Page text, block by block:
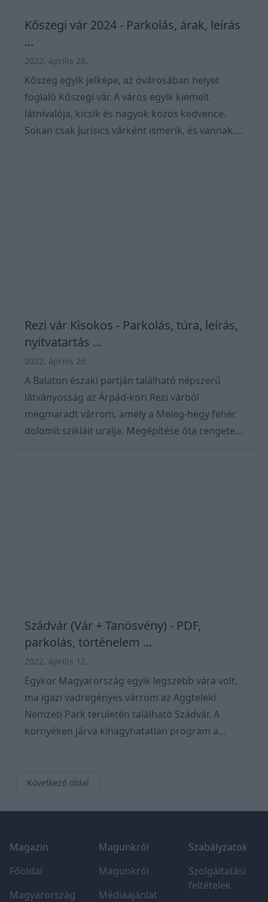
Kőszegi vár 2024 - Parkolás, árak, leírás
...
2022. április 28.
Kőszeg egyik jelképe, az óvárosában helyet
foglaló Kőszegi vár. A város egyik kiemelt
látnivalója, kicsik és nagyok közös kedvence.
Sokan csak Jurisics várként ismerik, és vannak,
Rezi vár Kisokos - Parkolás, túra, leírás,
nyitvatartás ...
2022. április 26.
A Balaton északi partján található népszerű
látványosság az Árpád-kori Rezi várból
megmaradt várrom, amely a Meleg-hegy fehér
dolomit szikláit uralja. Megépítése óta rengeteg
Szádvár (Vár + Tanösvény) - PDF,
parkolás, történelem ...
2022. április 12.
Egykor Magyarország egyik legszebb vára volt,
ma igazi vadregényes várrom az Aggteleki
Nemzeti Park területén található Szádvár. A
környéken járva kihagyhatatlan program a
családoknak. Hab a tortán, hogy egy 4,5 km
egyik állomása a romokhoz vezet (7-es álomás).
Dec, minden nap Belépés Ingyenes Cím Sz
Következő oldal
Magazin
Főoldal
Magyarország
Magunkról
Magunkról
Médiaajánlat
Szabályzatok
Szolgáltatási
feltételek